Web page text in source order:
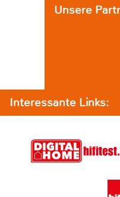
Unsere
Interessante Links: